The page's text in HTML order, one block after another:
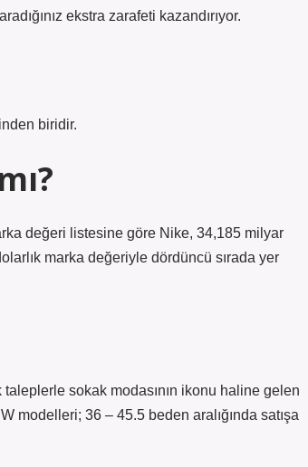
ekstra zarafeti kazandırıyor.
biridir.
değeri listesine göre Nike, 34,185 milyar
marka değeriyle dördüncü sırada yer
sokak modasının ikonu haline gelen
36 – 45.5 beden aralığında satışa